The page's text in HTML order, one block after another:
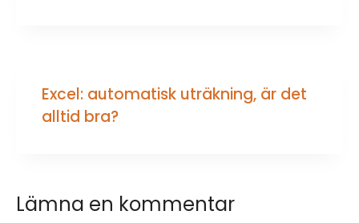
Excel: automatisk uträkning, är det
alltid bra?
Lämna en kommentar